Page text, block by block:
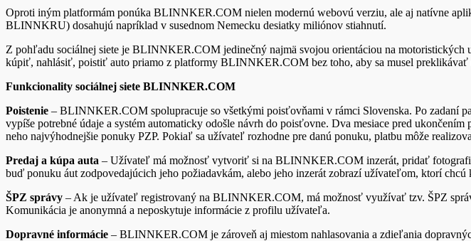
Oproti iným platformám ponúka BLINNKER.COM nielen modernú webovú verziu, ale aj natívne
BLINNKRU) dosahujú napríklad v susednom Nemecku desiatky miliónov stiahnutí.
Z pohľadu sociálnej siete je BLINNKER.COM jedinečný najmä svojou orientáciou na
kúpiť, nahlásiť, poistiť auto priamo z platformy BLINNKER.COM bez toho, aby sa musel preklikávať
Funkcionality sociálnej siete BLINNKER.COM
Poistenie – BLINNKER.COM spolupracuje so všetkými poisťovňami v rámci Slovenska. Po zadaní
vypíše potrebné údaje a systém automaticky odošle návrh do poisťovne. Dva mesiace pred
neho najvýhodnejšie ponuky PZP. Pokiaľ sa užívateľ rozhodne pre danú ponuku, platbu môže
Predaj a kúpa auta – Užívateľ má možnosť vytvoriť si na BLINNKER.COM inzerát, pridať
buď ponuku áut zodpovedajúcich jeho požiadavkám, alebo jeho inzerát zobrazí užívateľom, ktorí
ŠPZ správy – Ak je užívateľ registrovaný na BLINNKER.COM, má možnosť využívať tzv. ŠPZ
Komunikácia je anonymná a neposkytuje informácie z profilu užívateľa.
Dopravné informácie – BLINNKER.COM je zároveň aj miestom nahlasovania a zdieľania